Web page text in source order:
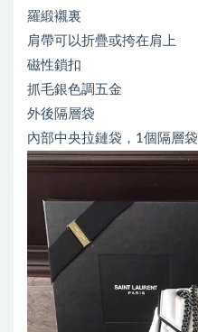
羅緞襯裏
肩帶可以折疊或挎在肩上
磁性鎖扣
抓毛銀色調五金
外後隔層袋
內部中央拉鏈袋，1個隔層袋